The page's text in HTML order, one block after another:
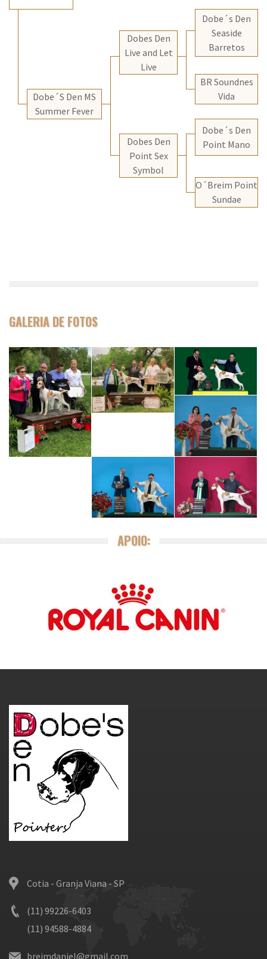
Dobe´s Den
Seaside
Barretos
Dobes Den
Live and Let
Live
BR Soundnes
Vida
Dobe´S Den MS
Summer Fever
Dobe´s Den
Point Mano
Dobes Den
Point Sex
Symbol
O´Breim Point
Sundae
GALERIA DE FOTOS
APOIO:
Cotia - Granja Viana - SP
(11) 99226-6403
(11) 94588-4884
breimdaniel@gmail.com